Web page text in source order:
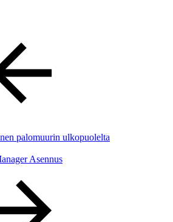
palomuurin ulkopuolelta
Asennus